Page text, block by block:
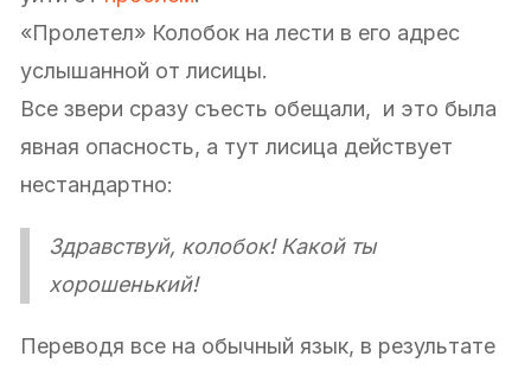
«Пролетел» Колобок на лести в его адрес
услышанной от лисицы.
Все звери сразу съесть обещали, и это была
явная опасность, а тут лисица действует
нестандартно:
Здравствуй, колобок! Какой ты
хорошенький!
Переводя все на обычный язык, в результате